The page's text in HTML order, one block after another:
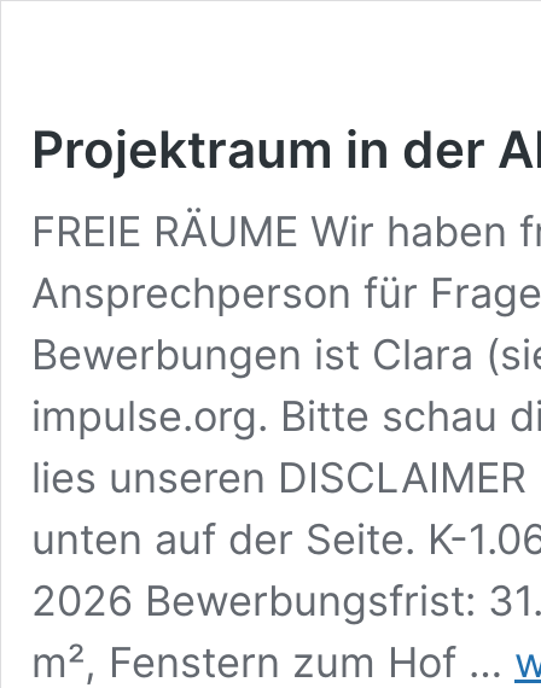
Projektraum in der
FREIE RÄUME Wir haben
Ansprechperson für
Bewerbungen ist Clara
impulse.org. Bitte schau
lies unseren
unten auf der Seite. K-
2026 Bewerbungsfrist:
m², Fenstern zum Hof …
in